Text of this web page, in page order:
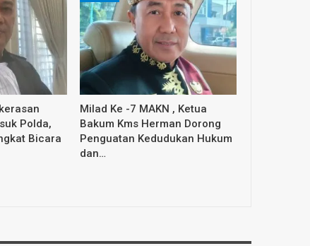
Polda,
Bicara
Milad Ke -7 MAKN , Ketua
Bakum Kms Herman Dorong
Penguatan Kedudukan Hukum
dan…